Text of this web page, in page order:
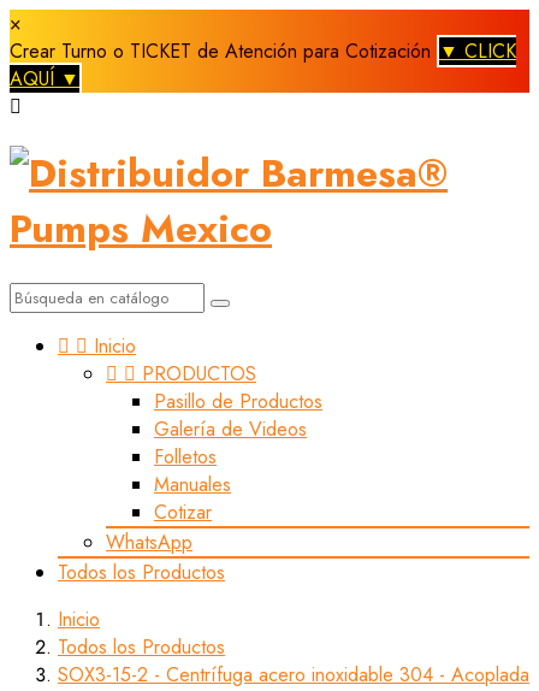
×
Crear Turno o TICKET de Atención para Cotización ▼ CLICK
AQUÍ ▼

  Inicio
  PRODUCTOS
Pasillo de Productos
Galería de Videos
Folletos
Manuales
Cotizar
WhatsApp
Todos los Productos
Inicio
Todos los Productos
SOX3-15-2 - Centrífuga acero inoxidable 304 - Acoplada